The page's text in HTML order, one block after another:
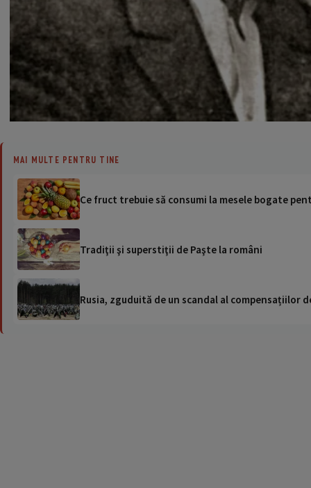
MAI MULTE PENTRU TINE
Ce fruct trebuie să consumi la mesele bogate
Tradiţii şi superstiţii de Paşte la români
Rusia, zguduită de un scandal al